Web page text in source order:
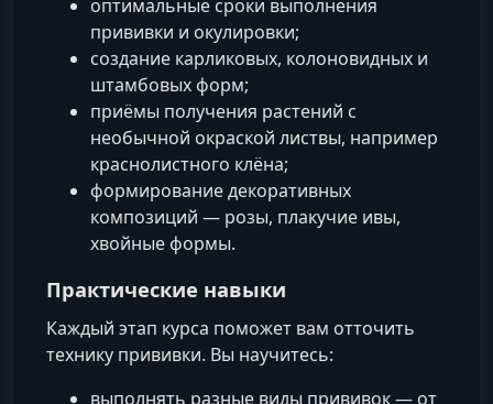
оптимальные сроки выполнения
прививки и окулировки;
создание карликовых, колоновидных и
штамбовых форм;
приёмы получения растений с
необычной окраской листвы, например
краснолистного клёна;
формирование декоративных
композиций — розы, плакучие ивы,
хвойные формы.
Практические навыки
Каждый этап курса поможет вам отточить
технику прививки. Вы научитесь:
выполнять разные виды прививок — от